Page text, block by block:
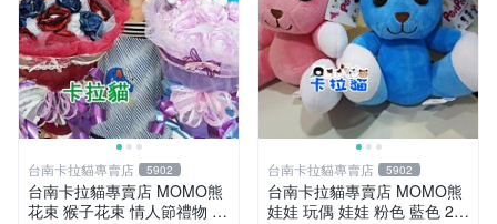
台南卡拉貓專賣店 5902
台南卡拉貓專賣店 MOMO熊
花束 猴子花束 情人節禮物 二
台南卡拉貓專賣店 5902
台南卡拉貓專賣店 MOMO熊
娃娃 玩偶 娃娃 粉色 藍色 2色